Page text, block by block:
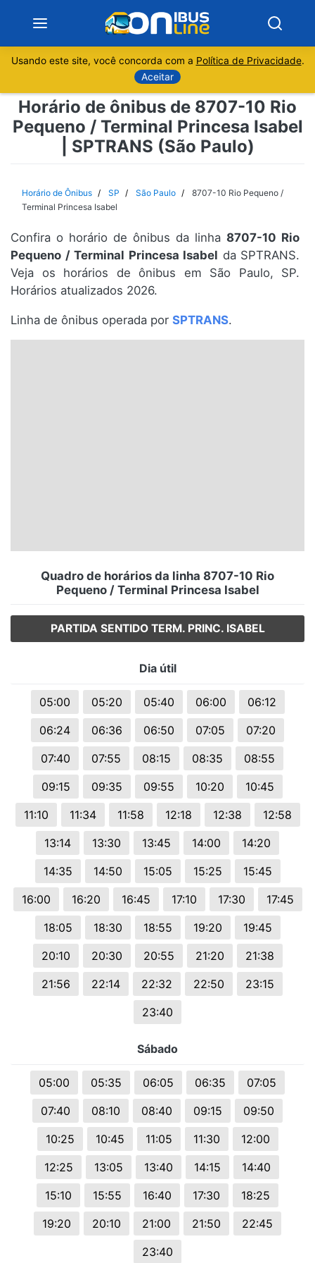
Sobre
Minas Gerais
Espírito Santo
Paraná
Santa Catarina
Usando este site, você concorda com a Política de Privacidade.
Aceitar
Horário de ônibus de 8707-10 Rio
Pequeno / Terminal Princesa Isabel
| SPTRANS (São Paulo)
Horário de Ônibus SP São Paulo
8707-10 Rio Pequeno /
Terminal Princesa Isabel
Confira o horário de ônibus da linha 8707-10 Rio
Pequeno / Terminal Princesa Isabel da SPTRANS.
Veja os horários de ônibus em São Paulo, SP.
Horários atualizados 2026.
Linha de ônibus operada por SPTRANS.
Quadro de horários da linha 8707-10 Rio
Pequeno / Terminal Princesa Isabel
PARTIDA SENTIDO TERM. PRINC. ISABEL
Dia útil
05:00 05:20 05:40 06:00
06:12
06:24
06:36 06:50 07:05
07:20
07:40
07:55 08:15 08:35
08:55
09:15
09:35 09:55 10:20
10:45
11:10
11:34 11:58 12:18 12:38
12:58
13:14
13:30 13:45 14:00
14:20
14:35
14:50 15:05 15:25
15:45
16:00
16:20 16:45 17:10 17:30
17:45
18:05
18:30 18:55 19:20
19:45
20:10
20:30 20:55 21:20
21:38
21:56
22:14 22:32 22:50
23:15
23:40
Sábado
05:00 05:35 06:05 06:35
07:05
07:40
08:10 08:40 09:15
09:50
10:25
10:45 11:05 11:30
12:00
12:25
13:05 13:40 14:15
14:40
15:10
15:55 16:40 17:30
18:25
19:20
20:10 21:00 21:50
22:45
23:40